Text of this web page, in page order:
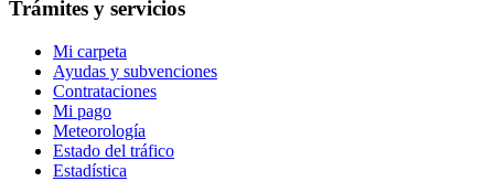
Trámites y servicios
Mi carpeta
Ayudas y subvenciones
Contrataciones
Mi pago
Meteorología
Estado del tráfico
Estadística